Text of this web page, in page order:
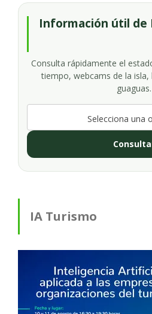
Información útil de
Consulta rápidamente el
tiempo, webcams de la isla,
guaguas.
Selecciona una
IA Turismo